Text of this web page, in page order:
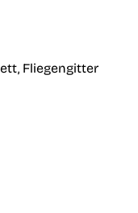
Fliegengitter